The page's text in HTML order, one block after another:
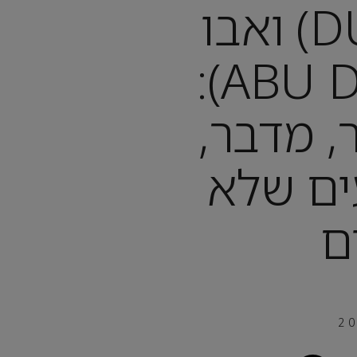
דובאי (DUBAI) ואבו
דאבי (ABU DHABI):
מדבר,
שלא